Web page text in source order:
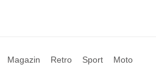
Magazin Retro Sport Moto